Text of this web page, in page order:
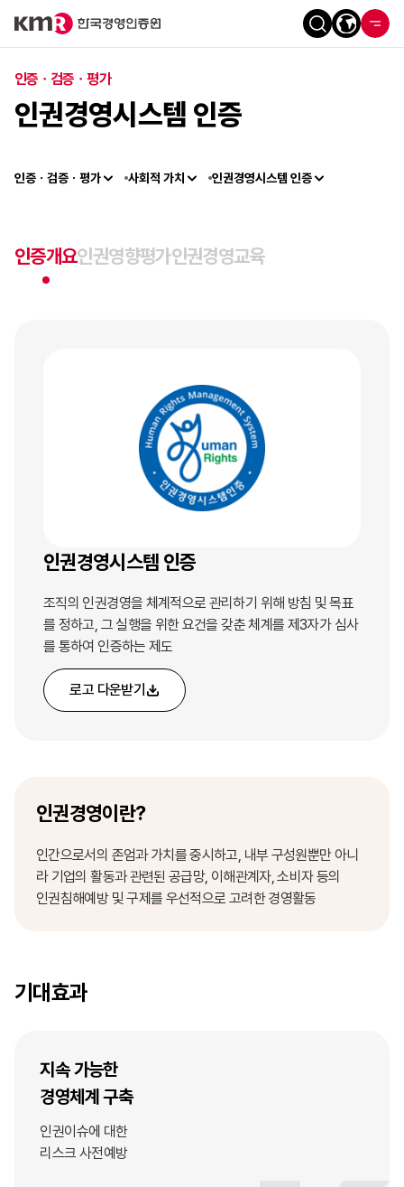
인증ㆍ검증ㆍ평가
인권경영시스템 인증
인증ㆍ검증ㆍ평가 사회적 가치 인권경영시스템 인증
인증개요인권영향평가인권경영교육
인권경영시스템 인증
조직의 인권경영을 체계적으로 관리하기 위해 방침 및 목표
를 정하고, 그 실행을 위한 요건을 갖춘 체계를 제3자가 심사
를 통하여 인증하는 제도
로고 다운받기
인권경영이란?
인간으로서의 존엄과 가치를 중시하고, 내부 구성원뿐만 아니
라 기업의 활동과 관련된 공급망, 이해관계자, 소비자 등의
인권침해예방 및 구제를 우선적으로 고려한 경영활동
기대효과
지속 가능한
경영체계 구축
인권이슈에 대한
리스크 사전예방